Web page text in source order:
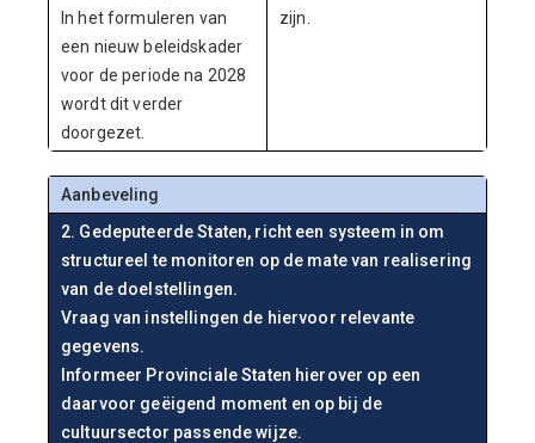
In het formuleren van
een nieuw beleidskader
voor de periode na 2028
wordt dit verder
doorgezet.
zijn.
Aanbeveling
2. Gedeputeerde Staten, richt een systeem in om
structureel te monitoren op de mate van realisering
van de doelstellingen.
Vraag van instellingen de hiervoor relevante
gegevens.
Informeer Provinciale Staten hierover op een
daarvoor geëigend moment en op bij de
cultuursector passende wijze.